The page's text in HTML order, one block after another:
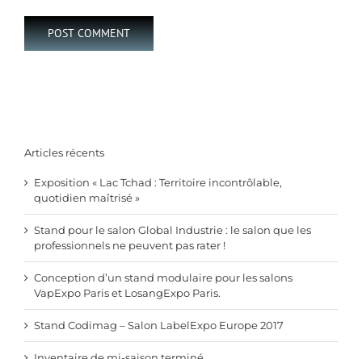
Articles récents
Exposition « Lac Tchad : Territoire incontrôlable,
quotidien maîtrisé »
Stand pour le salon Global Industrie : le salon que les
professionnels ne peuvent pas rater !
Conception d’un stand modulaire pour les salons
VapExpo Paris et LosangExpo Paris.
Stand Codimag – Salon LabelExpo Europe 2017